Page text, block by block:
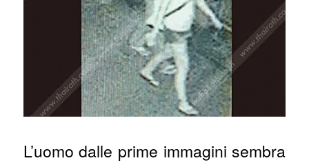
L’uomo dalle prime immagini sembra